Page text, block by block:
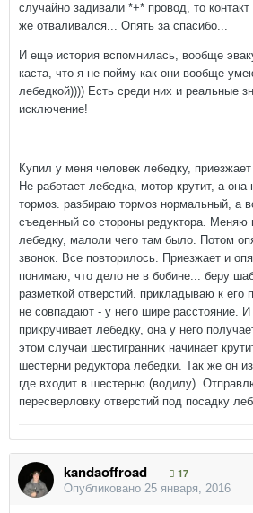
случайно задивали *+* провод, то
же отваливался... Опять за спасибо...
И еще история вспомнилась, вообще
каста, что я не пойму как они вообще
лебедкой)))) Есть среди них и реальные
исключение!
Купил у меня человек лебедку,
Не работает лебедка, мотор крутит, а она
тормоз. разбираю тормоз нормальный, а
съеденный со стороны редуктора. Меняю
лебедку, малоли чего там было. Потом
звонок. Все повторилось. Приезжает и
понимаю, что дело не в бобине... беру
разметкой отверстий. прикладываю к
не совпадают - у него шире расстояние. И
прикручивает лебедку, она у него
этом случаи шестигранник начинает
шестерни редуктора лебедки. Так же он
где входит в шестерню (водилу).
пересверловку отверстий под посадку
kandaoffroad
17
Опубликовано 25 января, 2016